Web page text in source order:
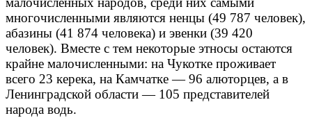
многочисленными являются ненцы (49 787 человек),
абазины (41 874 человека) и эвенки (39 420
человек). Вместе с тем некоторые этносы остаются
крайне малочисленными: на Чукотке проживает
всего 23 керека, на Камчатке — 96 алюторцев, а в
Ленинградской области — 105 представителей
народа водь.